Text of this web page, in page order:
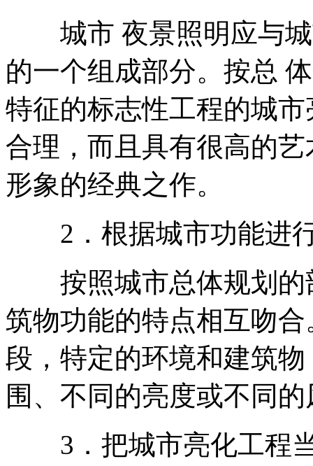
城市 夜景照明应与城
的一个组成部分。按总
特征的标志性工程的城
合理，而且具有很高的
形象的经典之作。
2．根据城市功能进
按照城市总体规划的
筑物功能的特点相互吻
段，特定的环境和建筑
围、不同的亮度或不同
3．把城市亮化工程当